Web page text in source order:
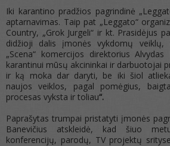
Iki karantino pradžios pagrindinė
aptarnavimas. Taip pat „Leggato“
Country, „Grok Jurgeli“ ir kt. Prasidėjus
didžioji dalis įmonės vykdomų
„Scena“ komercijos direktorius Alvydas
karantinui mūsų akcininkai ir darbuotojai
ir ką moka dar daryti, be iki šiol
naujos veiklos, pagal pomėgius,
procesas vyksta ir toliau“.
Paprašytas trumpai pristatyti įmonės
Banevičius atskleidė, kad šiuo
konferencijų, parodų, TV projektų